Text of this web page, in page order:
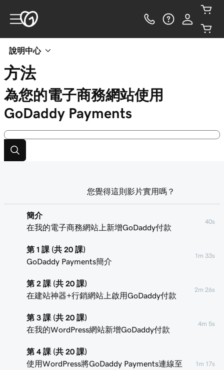
說明中心
方法
為您的電子商務網站使用
GoDaddy Payments
簡介
在我的電子商務網站上新增GoDaddy付款
40s
第 1 課 (共 20 課)
GoDaddy Payments簡介
1m 33s
第 2 課 (共 20 課)
在建站神器+行銷網站上啟用GoDaddy付款
2m 26s
第 3 課 (共 20 課)
在我的WordPress網站新增GoDaddy付款
4m 5s
第 4 課 (共 20 課)
使用WordPress將GoDaddy Payments連線至
1m 17s
您覺得這則影片實用嗎？